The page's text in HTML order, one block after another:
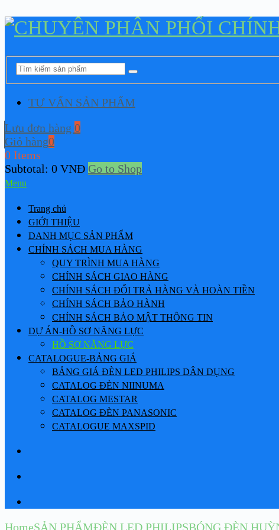
TƯ VẤN SẢN PHẨM
Lưu đơn hàng 0
Giỏ hàng0
0 Items
Subtotal: 0 VNĐ Go to Shop
Menu
Trang chủ
GIỚI THIỆU
DANH MỤC SẢN PHẨM
CHÍNH SÁCH MUA HÀNG
QUY TRÌNH MUA HÀNG
CHÍNH SÁCH GIAO HÀNG
CHÍNH SÁCH ĐỔI TRẢ HÀNG VÀ HOÀN TIỀN
CHÍNH SÁCH BẢO HÀNH
CHÍNH SÁCH BẢO MẬT THÔNG TIN
DỰ ÁN-HỒ SƠ NĂNG LỰC
HỒ SƠ NĂNG LỰC
CATALOGUE-BẢNG GIÁ
BẢNG GIÁ ĐÈN LED PHILIPS DÂN DỤNG
CATALOG ĐÈN NIINUMA
CATALOG MESTAR
CATALOG ĐÈN PANASONIC
CATALOGUE MAXSPID
HomeSẢN PHẨMĐÈN LED PHILIPSBÓNG ĐÈN